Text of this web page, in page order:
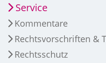
Service
Kommentare
Rechtsvorschriften &
Rechtsschutz